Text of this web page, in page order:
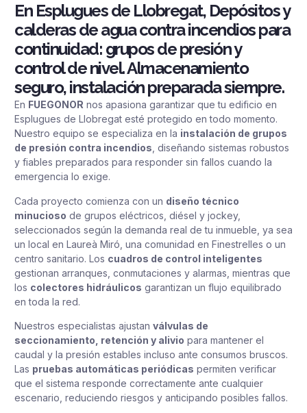
En Esplugues de Llobregat, Depósitos y
calderas de agua contra incendios para
continuidad: grupos de presión y
control de nivel. Almacenamiento
seguro, instalación preparada siempre.
En FUEGONOR nos apasiona garantizar que tu edificio en
Esplugues de Llobregat esté protegido en todo momento.
Nuestro equipo se especializa en la instalación de grupos
de presión contra incendios , diseñando sistemas robustos
y fiables preparados para responder sin fallos cuando la
emergencia lo exige.
Cada proyecto comienza con un diseño técnico
minucioso de grupos eléctricos, diésel y jockey,
seleccionados según la demanda real de tu inmueble, ya sea
un local en Laureà Miró, una comunidad en Finestrelles o un
centro sanitario. Los cuadros de control inteligentes
gestionan arranques, conmutaciones y alarmas, mientras que
los colectores hidráulicos garantizan un flujo equilibrado
en toda la red.
Nuestros especialistas ajustan válvulas de
seccionamiento, retención y alivio para mantener el
caudal y la presión estables incluso ante consumos bruscos.
Las pruebas automáticas periódicas permiten verificar
que el sistema responde correctamente ante cualquier
escenario, reduciendo riesgos y anticipando posibles fallos.